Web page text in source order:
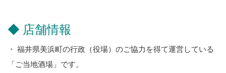
◆ 店舗情報
・ 福井県美浜町の行政（役場）のご協力を得て運営している
「ご当地酒場」です。